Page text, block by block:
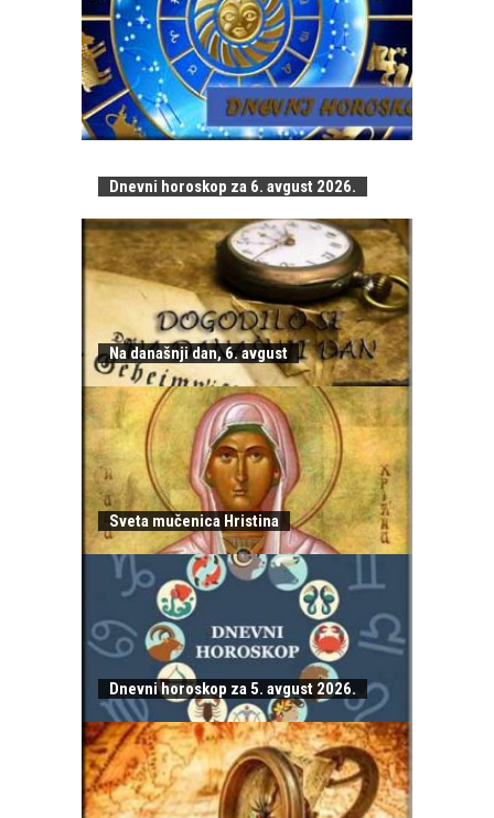
Dnevni horoskop za 6. avgust 2026.
Na današnji dan, 6. avgust
Sveta mučenica Hristina
Dnevni horoskop za 5. avgust 2026.